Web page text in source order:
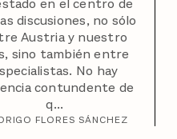
en el centro de
discusiones, no sólo
Austria y nuestro
sino también entre
No hay
contundente de
q...
FLORES SÁNCHEZ